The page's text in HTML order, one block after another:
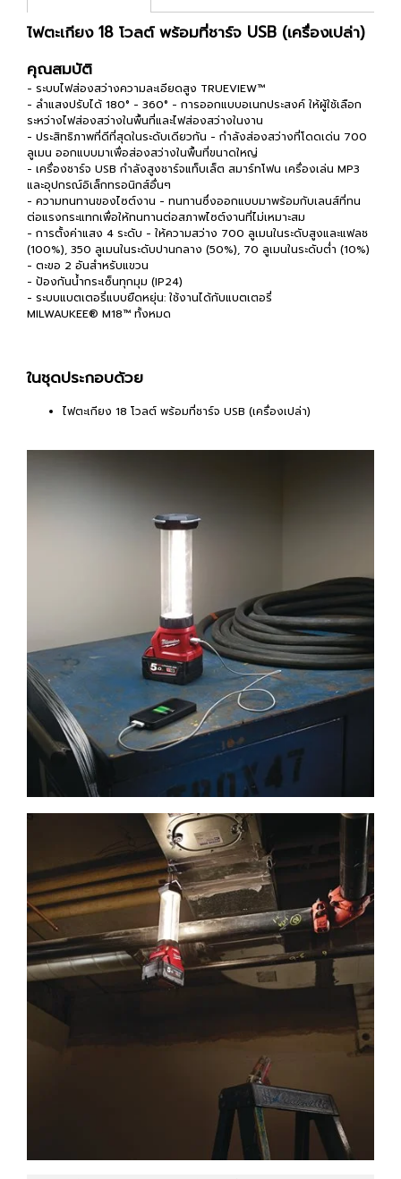
ไฟตะเกียง 18 โวลต์ พร้อมที่ชาร์จ USB (เครื่องเปล่า)
คุณสมบัติ
- ระบบไฟส่องสว่างความละเอียดสูง TRUEVIEW™
- ลำแสงปรับได้ 180° - 360° - การออกแบบอเนกประสงค์ ให้ผู้ใช้เลือก
ระหว่างไฟส่องสว่างในพื้นที่และไฟส่องสว่างในงาน
- ประสิทธิภาพที่ดีที่สุดในระดับเดียวกัน - กำลังส่องสว่างที่โดดเด่น 700
ลูเมน ออกแบบมาเพื่อส่องสว่างในพื้นที่ขนาดใหญ่
- เครื่องชาร์จ USB กำลังสูงชาร์จแท็บเล็ต สมาร์ทโฟน เครื่องเล่น MP3
และอุปกรณ์อิเล็กทรอนิกส์อื่นๆ
- ความทนทานของไซต์งาน - ทนทานซึ่งออกแบบมาพร้อมกับเลนส์ที่ทน
ต่อแรงกระแทกเพื่อให้ทนทานต่อสภาพไซต์งานที่ไม่เหมาะสม
- การตั้งค่าแสง 4 ระดับ - ให้ความสว่าง 700 ลูเมนในระดับสูงและแฟลช
(100%), 350 ลูเมนในระดับปานกลาง (50%), 70 ลูเมนในระดับต่ำ (10%)
- ตะขอ 2 อันสำหรับแขวน
- ป้องกันน้ำกระเซ็นทุกมุม (IP24)
- ระบบแบตเตอรี่แบบยืดหยุ่น: ใช้งานได้กับแบตเตอรี่
MILWAUKEE® M18™ ทั้งหมด
ในชุดประกอบด้วย
ไฟตะเกียง 18 โวลต์ พร้อมที่ชาร์จ USB (เครื่องเปล่า)